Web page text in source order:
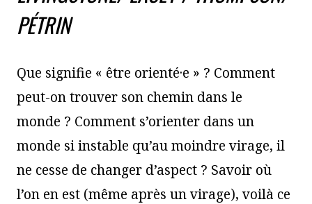
PÉTRIN
Que signifie « être orienté·e » ? Comment
peut-on trouver son chemin dans le
monde ? Comment s’orienter dans un
monde si instable qu’au moindre virage, il
ne cesse de changer d’aspect ? Savoir où
l’on en est (même après un virage), voilà ce